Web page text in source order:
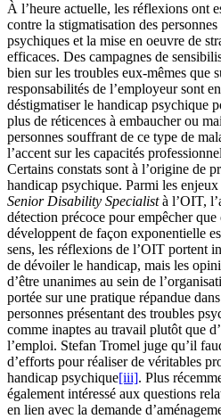
À l’heure actuelle, les réflexions ont
contre la stigmatisation des
psychiques et la mise en oeuvre de
efficaces. Des campagnes de
bien sur les troubles eux-mêmes que
responsabilités de l’employeur sont
déstigmatiser le handicap psychique
plus de réticences à embaucher ou
personnes souffrant de ce type de
l’accent sur les capacités
Certains constats sont à l’origine de
handicap psychique. Parmi les
Senior Disability Specialistà l’OIT,
détection précoce pour empêcher
développent de façon exponentielle
sens, les réflexions de l’OIT portent
de dévoiler le handicap, mais les
d’être unanimes au sein de
portée sur une pratique répandue
personnes présentant des troubles
comme inaptes au travail plutôt que
l’emploi. Stefan Tromel juge qu’il
d’efforts pour réaliser de véritables
handicap psychique[iii]. Plus
également intéressé aux questions
en lien avec la demande